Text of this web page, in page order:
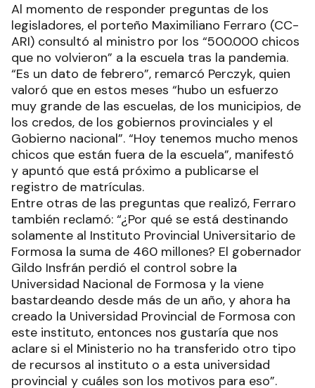
Al momento de responder preguntas de los
legisladores, el porteño Maximiliano Ferraro (CC-
ARI) consultó al ministro por los “500.000 chicos
que no volvieron” a la escuela tras la pandemia.
“Es un dato de febrero”, remarcó Perczyk, quien
valoró que en estos meses “hubo un esfuerzo
muy grande de las escuelas, de los municipios, de
los credos, de los gobiernos provinciales y el
Gobierno nacional”. “Hoy tenemos mucho menos
chicos que están fuera de la escuela”, manifestó
y apuntó que está próximo a publicarse el
registro de matrículas.
Entre otras de las preguntas que realizó, Ferraro
también reclamó: “¿Por qué se está destinando
solamente al Instituto Provincial Universitario de
Formosa la suma de 460 millones? El gobernador
Gildo Insfrán perdió el control sobre la
Universidad Nacional de Formosa y la viene
bastardeando desde más de un año, y ahora ha
creado la Universidad Provincial de Formosa con
este instituto, entonces nos gustaría que nos
aclare si el Ministerio no ha transferido otro tipo
de recursos al instituto o a esta universidad
provincial y cuáles son los motivos para eso”.